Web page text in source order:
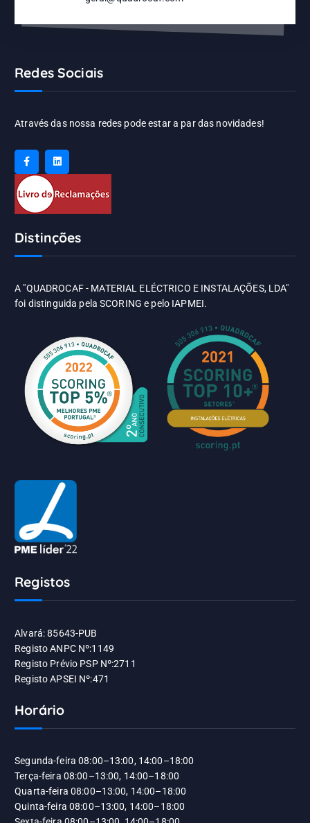
Redes Sociais
Através das nossa redes pode estar a par das novidades!
Distinções
A "QUADROCAF - MATERIAL ELÉCTRICO E INSTALAÇÕES, LDA"
foi distinguida pela SCORING e pelo IAPMEI.
Registos
Alvará: 85643-PUB
Registo ANPC Nº:1149
Registo Prévio PSP Nº:2711
Registo APSEI Nº:471
Horário
Segunda-feira 08:00–13:00, 14:00–18:00
Terça-feira 08:00–13:00, 14:00–18:00
Quarta-feira 08:00–13:00, 14:00–18:00
Quinta-feira 08:00–13:00, 14:00–18:00